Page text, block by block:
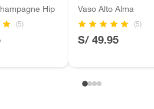
Hip
(5)
Vaso Alto Alma
(5)
S/ 49.95